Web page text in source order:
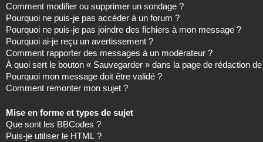
Comment modifier ou supprimer un sondage ?
Pourquoi ne puis-je pas accéder à un forum ?
Pourquoi ne puis-je pas joindre des fichiers à mon message ?
Pourquoi ai-je reçu un avertissement ?
Comment rapporter des messages à un modérateur ?
À quoi sert le bouton « Sauvegarder » dans la page de rédaction
Pourquoi mon message doit être validé ?
Comment remonter mon sujet ?
Mise en forme et types de sujet
Que sont les BBCodes ?
Puis-je utiliser le HTML ?